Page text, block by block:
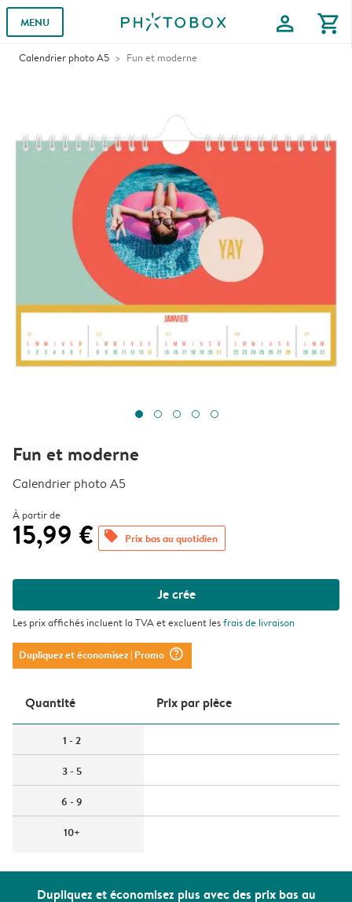
MENU profile shopping_cart
Calendrier photo A5 Fun et moderne
Dupliquez et économisez plus avec des prix bas au
Fun et moderne
Calendrier photo A5
À partir de
15,99 € offers Prix bas au quotidien
Je crée
Les prix affichés incluent la TVA et excluent lesfrais de livraison
Dupliquez et économisez| Promo question_mark_circle
Quantité Prix ​​par pièce
1 - 2
3 - 5
6 - 9
10+